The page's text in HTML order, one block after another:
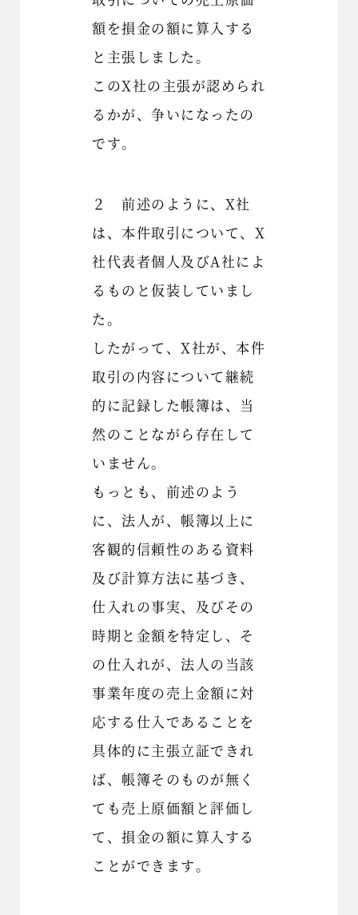
額を損金の額に算入する
と主張しました。
このX社の主張が認められ
るかが、争いになったの
です。
２ 前述のように、X社
は、本件取引について、X
社代表者個人及びA社によ
るものと仮装していまし
た。
したがって、X社が、本件
取引の内容について継続
的に記録した帳簿は、当
然のことながら存在して
いません。
もっとも、前述のよう
に、法人が、帳簿以上に
客観的信頼性のある資料
及び計算方法に基づき、
仕入れの事実、及びその
時期と金額を特定し、そ
の仕入れが、法人の当該
事業年度の売上金額に対
応する仕入であることを
具体的に主張立証できれ
ば、帳簿そのものが無く
ても売上原価額と評価し
て、損金の額に算入する
ことができます。